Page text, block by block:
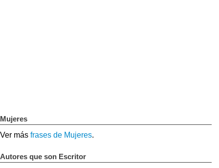
Mujeres
Ver más frases de Mujeres.
Autores que son Escritor